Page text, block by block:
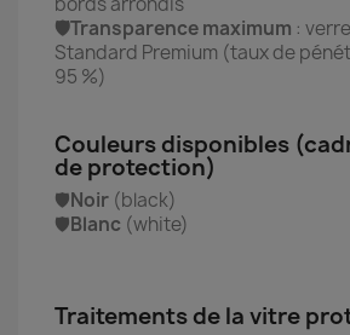
🛡️Transparence maximum :
Standard Premium (taux de
95 %)
Couleurs disponibles
de protection)
🛡️Noir (black)
🛡️Blanc (white)
Traitements de la vitre